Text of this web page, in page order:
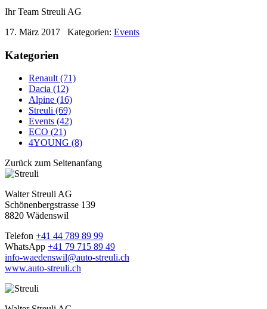
Ihr Team Streuli AG
17. März 2017
Kategorien: Events
Kategorien
Renault (71)
Dacia (12)
Alpine (16)
Streuli (69)
Events (42)
ECO (21)
4YOUNG (8)
Zurück zum Seitenanfang
Walter Streuli AG
Schönenbergstrasse 139
8820 Wädenswil
Telefon +41 44 789 89 99
WhatsApp +41 79 715 89 49
info-waedenswil@auto-streuli.ch
www.auto-streuli.ch